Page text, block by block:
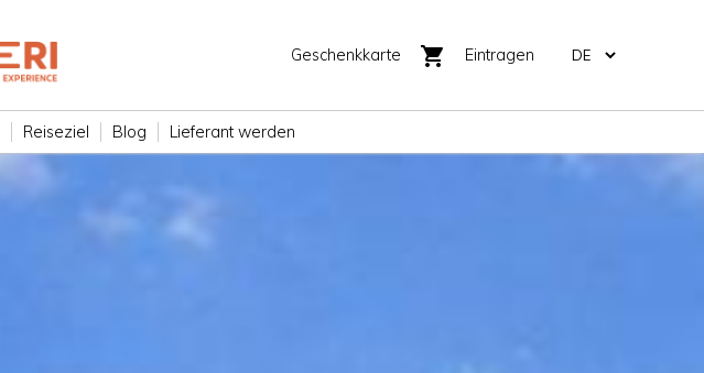
Eintragen
shopping_cart
Geschenkkarte
Reiseziel Blog Lieferant werden